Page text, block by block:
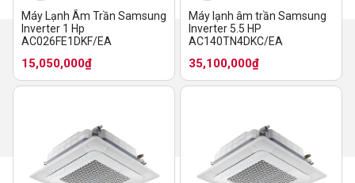
Máy Lạnh Âm Trần Samsung
Inverter 1 Hp
AC026FE1DKF/EA
15,050,000₫
Máy lạnh âm trần Samsung
Inverter 5.5 HP
AC140TN4DKC/EA
35,100,000₫